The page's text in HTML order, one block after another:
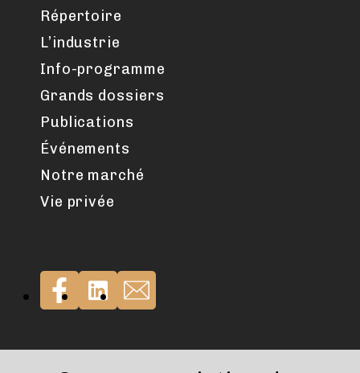
Répertoire
L’industrie
Info-programme
Grands dossiers
Publications
Événements
Notre marché
Vie privée